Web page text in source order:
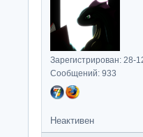
Зарегистрирован: 28-
Сообщений: 933
Неактивен